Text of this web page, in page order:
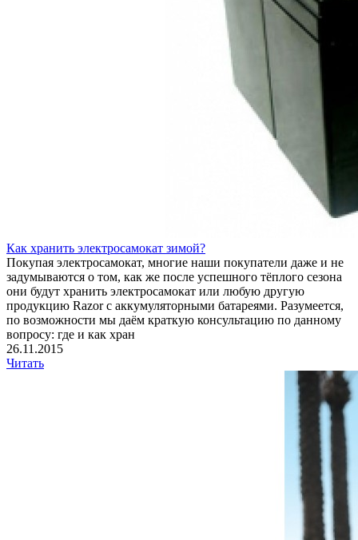
Как хранить электросамокат зимой?
Покупая электросамокат, многие наши покупатели даже и не
задумываются о том, как же после успешного тёплого сезона
они будут хранить электросамокат или любую другую
продукцию Razor с аккумуляторными батареями. Разумеется,
по возможности мы даём краткую консультацию по данному
вопросу: где и как хран
26.11.2015
Читать